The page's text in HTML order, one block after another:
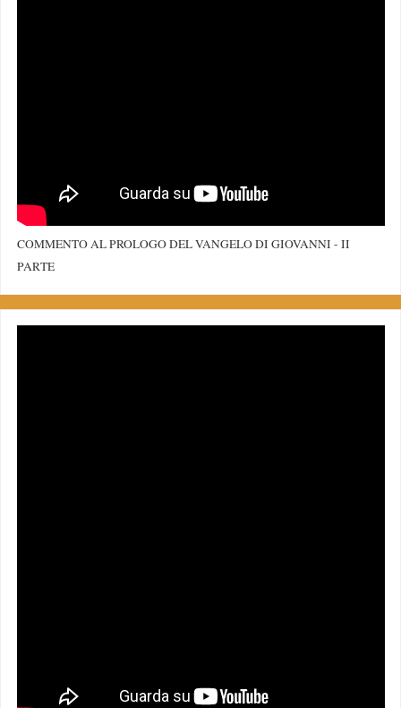
COMMENTO AL PROLOGO DEL VANGELO DI GIOVANNI - II
PARTE